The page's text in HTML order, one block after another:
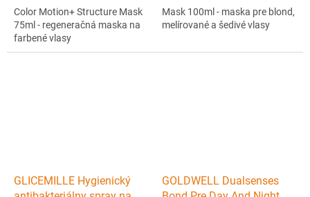
Color Motion+ Structure Mask
75ml - regeneračná maska na
farbené vlasy
Mask 100ml - maska pre blond,
melírované a šedivé vlasy
GLICEMILLE Hygienický
GOLDWELL Dualsenses